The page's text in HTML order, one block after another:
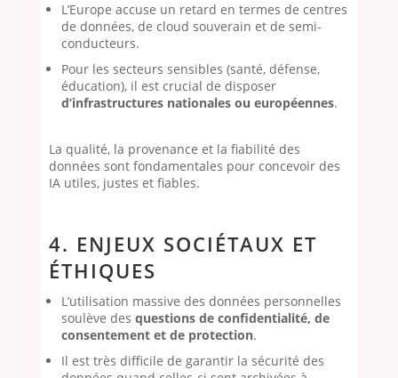
L’Europe accuse un retard en termes de centres
de données, de cloud souverain et de semi-
conducteurs.
Pour les secteurs sensibles (santé, défense,
éducation), il est crucial de disposer
d’infrastructures nationales ou européennes.
La qualité, la provenance et la fiabilité des
données sont fondamentales pour concevoir des
IA utiles, justes et fiables.
4. ENJEUX SOCIÉTAUX ET
ÉTHIQUES
L’utilisation massive des données personnelles
soulève des questions de confidentialité, de
consentement et de protection.
Il est très difficile de garantir la sécurité des